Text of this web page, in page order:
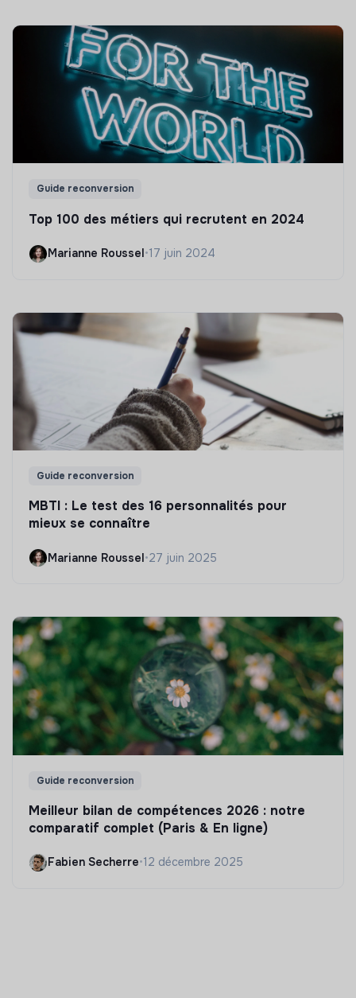
Guide reconversion
Top 100 des métiers qui recrutent en 2024
Marianne Roussel•17 juin 2024
Guide reconversion
MBTI : Le test des 16 personnalités pour
mieux se connaître
Marianne Roussel•27 juin 2025
Guide reconversion
Meilleur bilan de compétences 2026 : notre
comparatif complet (Paris & En ligne)
Fabien Secherre•12 décembre 2025